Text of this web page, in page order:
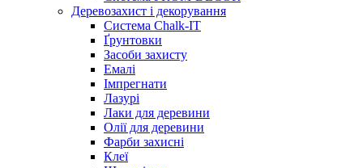
Деревозахист і декорування
Система Chalk-IT
Ґрунтовки
Засоби захисту
Емалі
Імпрегнати
Лазурі
Лаки для деревини
Олії для деревини
Фарби захисні
Клеї